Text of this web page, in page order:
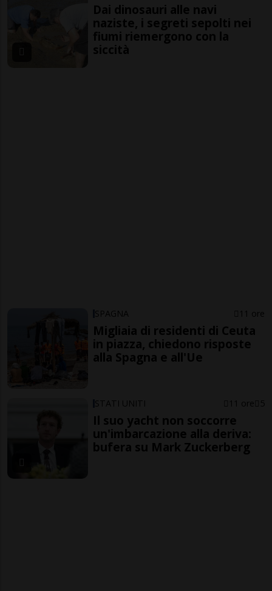
Dai dinosauri alle navi
naziste, i segreti sepolti nei
fiumi riemergono con la
siccità
SPAGNA 11 ore
Migliaia di residenti di Ceuta
in piazza, chiedono risposte
alla Spagna e all'Ue
STATI UNITI 11 ore 5
Il suo yacht non soccorre
un'imbarcazione alla deriva:
bufera su Mark Zuckerberg